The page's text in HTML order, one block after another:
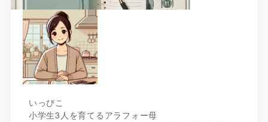
いっぴこ
小学生3人を育てるアラフォー母